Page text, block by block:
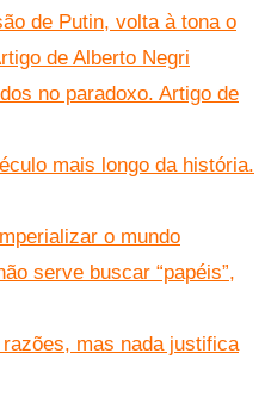
de Putin, volta à tona o
de Alberto Negri
no paradoxo. Artigo de
mais longo da história.
o mundo
serve buscar “papéis”,
mas nada justifica